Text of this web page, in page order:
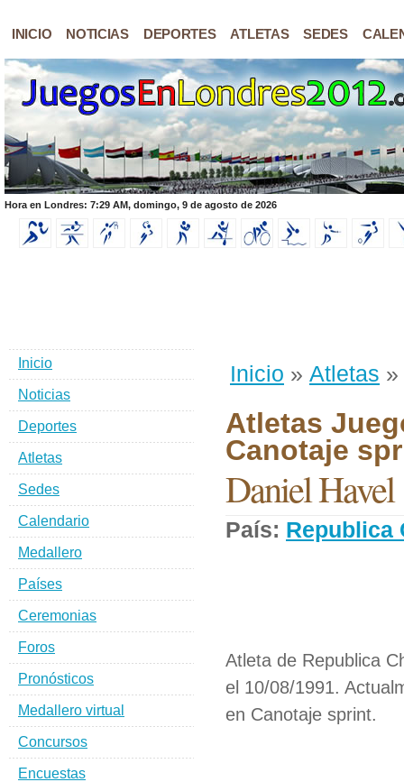
INICIO NOTICIAS DEPORTES ATLETAS SEDES
Hora en Londres: 7:29 AM, domingo, 9 de agosto de 2026
Inicio » Atletas »
Atletas
Canotaje
Daniel Havel
País: Republica
Atleta de Republica
el 10/08/1991.
en Canotaje sprint.
Inicio
Noticias
Deportes
Atletas
Sedes
Calendario
Medallero
Países
Ceremonias
Foros
Pronósticos
Medallero virtual
Concursos
Encuestas